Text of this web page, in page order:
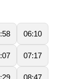
06:10
07:17